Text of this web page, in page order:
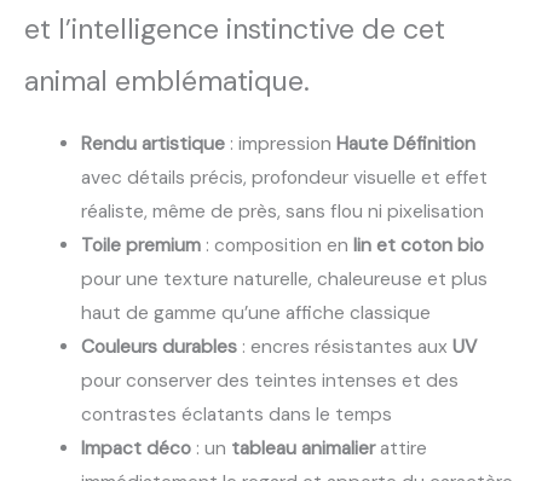
et l’intelligence instinctive de cet
animal emblématique.
Rendu artistique: impression Haute Définition
avec détails précis, profondeur visuelle et effet
réaliste, même de près, sans flou ni pixelisation
Toile premium: composition en lin et coton bio
pour une texture naturelle, chaleureuse et plus
haut de gamme qu’une affiche classique
Couleurs durables: encres résistantes aux UV
pour conserver des teintes intenses et des
contrastes éclatants dans le temps
Impact déco: un tableau animalierattire